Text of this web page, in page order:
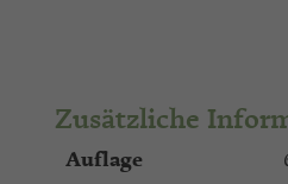
Zusätzliche
Auflage